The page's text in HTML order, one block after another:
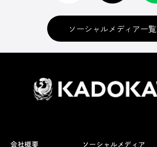
ソーシャルメディア一覧
会社概要 ソーシャルメディア